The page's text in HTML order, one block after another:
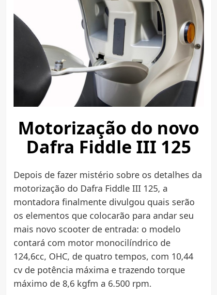
Motorização do novo
Dafra Fiddle III 125
Depois de fazer mistério sobre os detalhes da
motorização do Dafra Fiddle III 125, a
montadora finalmente divulgou quais serão
os elementos que colocarão para andar seu
mais novo scooter de entrada: o modelo
contará com motor monocilíndrico de
124,6cc, OHC, de quatro tempos, com 10,44
cv de potência máxima e trazendo torque
máximo de 8,6 kgfm a 6.500 rpm.